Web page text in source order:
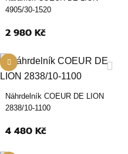
4905/30-1520
2 980 Kč
Náhrdelník COEUR DE LION
2838/10-1100
4 480 Kč